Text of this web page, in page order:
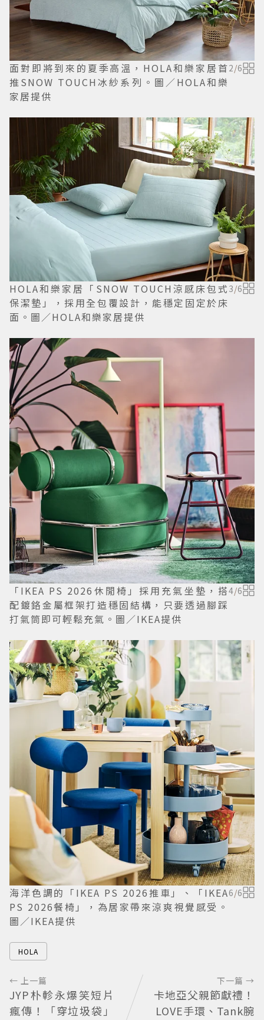
面對即將到來的夏季高溫，HOLA和樂家居首
推SNOW TOUCH冰紗系列。圖／HOLA和樂
家居提供
2/6
HOLA和樂家居「SNOW TOUCH涼感床包式
保潔墊」，採用全包覆設計，能穩定固定於床
面。圖／HOLA和樂家居提供
3/6
「IKEA PS 2026休閒椅」採用充氣坐墊，搭
配鍍鉻金屬框架打造穩固結構，只要透過腳踩
打氣筒即可輕鬆充氣。圖／IKEA提供
4/6
海洋色調的「IKEA PS 2026推車」、「IKEA
PS 2026餐椅」，為居家帶來涼爽視覺感受。
圖／IKEA提供
6/6
HOLA
← 上一篇
JYP朴軫永爆笑短片
瘋傳！「穿垃圾袋」
下一篇 →
卡地亞父親節獻禮！
LOVE手環、Tank腕